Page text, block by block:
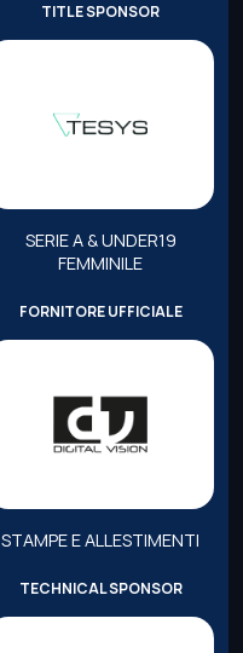
TITLE SPONSOR
SERIE A & UNDER19
FEMMINILE
FORNITORE UFFICIALE
STAMPE E ALLESTIMENTI
TECHNICAL SPONSOR